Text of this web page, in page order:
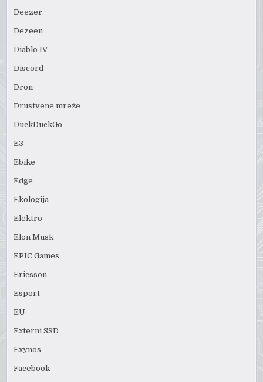
Deezer
Dezeen
Diablo IV
Discord
Dron
Drustvene mreže
DuckDuckGo
E3
Ebike
Edge
Ekologija
Elektro
Elon Musk
EPIC Games
Ericsson
Esport
EU
Externi SSD
Exynos
Facebook